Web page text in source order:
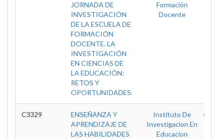
JORNADA DE
INVESTIGACIÓN
DE LA ESCUELA DE
FORMACIÓN
DOCENTE. LA
INVESTIGACIÓN
EN CIENCIAS DE
LA EDUCACIÓN:
RETOS Y
OPORTUNIDADES.
Formación
Docente
C3329
ENSEÑANZA Y
APRENDIZAJE DE
LAS HABILIDADES
Instituto De
Investigacion En
Educacion